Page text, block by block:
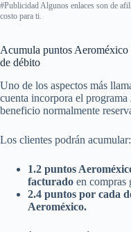
#Publicidad Algunos enlaces son de
costo para ti.
Acumula puntos
de débito
Uno de los aspectos más
cuenta incorpora el programa
beneficio normalmente
Los clientes podrán acumular:
1.2 puntos
facturado en compras
2.4 puntos por cada
Aeroméxico.